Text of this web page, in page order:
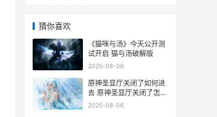
猜你喜欢
《猫咪与汤》今天公开测
试开启 猫与汤破解版
2025-08-06
原神圣显厅关闭了如何进
去 原神圣显厅关闭了怎么
进去
2025-08-06